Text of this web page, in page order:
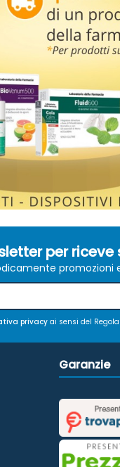
per
promozioni
privacy ai sensi del
Garanzie